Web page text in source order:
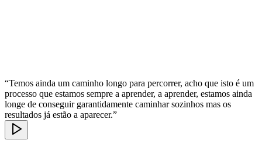
“Temos ainda um caminho longo para percorrer, acho que isto é um
processo que estamos sempre a aprender, a aprender, estamos ainda
longe de conseguir garantidamente caminhar sozinhos mas os
resultados já estão a aparecer.”